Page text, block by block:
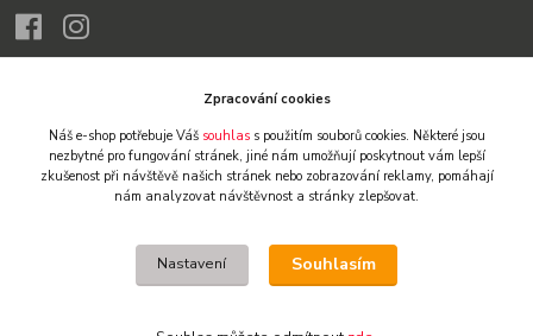
Upravit sběr cookies.
© 2009-2026 Všechna práva vyhrazena. Obsah těchto webových stránek je
přebírat, kopírovat, reprodukovat ani dále šířit jinými kanály. Výjimkou je tisk
pro osobní potřebu a stručné citace či náhledy na sociálních sítích s
souhlas. Vlastníkem a provozovatelem webu je Miroslav Závrbský.
Zpracování cookies
Náš e-shop potřebuje Váš souhlass použitím souborů cookies. Některé jsou
nezbytné pro fungování stránek, jiné nám umožňují poskytnout vám lepší
zkušenost při návštěvě našich stránek nebo zobrazování reklamy, pomáhají
nám analyzovat návštěvnost a stránky zlepšovat.
Nastavení Souhlasím